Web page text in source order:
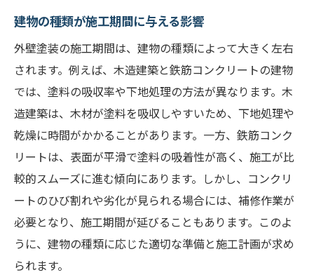
夏の高温が施工期間に与える影響
秋の施工が推奨される理由
冬の寒冷が施工期間を延ばす要因
季節ごとの施工計画の立て方
地域の気候に応じた施工期間の調整
スムーズな外壁塗装を実現するための事前計画
施工前のスケジュール設定の重要性
材料調達と施工期間の関係
施工業者との事前打ち合わせのポイント
事前準備で施工期間を短縮する方法
建物の種類が施工期間に与える影響
外壁塗装の施工期間は、建物の種類によって大きく左右
されます。例えば、木造建築と鉄筋コンクリートの建物
では、塗料の吸収率や下地処理の方法が異なります。木
造建築は、木材が塗料を吸収しやすいため、下地処理や
乾燥に時間がかかることがあります。一方、鉄筋コンク
リートは、表面が平滑で塗料の吸着性が高く、施工が比
較的スムーズに進む傾向にあります。しかし、コンクリ
ートのひび割れや劣化が見られる場合には、補修作業が
必要となり、施工期間が延びることもあります。このよ
うに、建物の種類に応じた適切な準備と施工計画が求め
られます。